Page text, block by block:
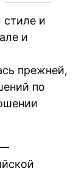
и
и
прежней,
по
—